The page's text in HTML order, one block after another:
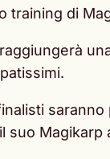
training di
raggiungerà
saranno
suo Magikarp